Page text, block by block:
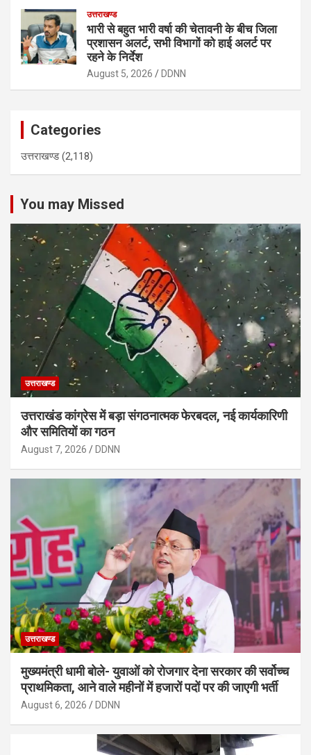
उत्तराखण्ड
भारी से बहुत भारी वर्षा की चेतावनी के बीच जिला
प्रशासन अलर्ट, सभी विभागों को हाई अलर्ट पर
रहने के निर्देश
August 5, 2026 DDNN
Categories
उत्तराखण्ड(2,118)
You may Missed
उत्तराखण्ड
उत्तराखंड कांग्रेस में बड़ा संगठनात्मक फेरबदल, नई कार्यकारिणी
और समितियों का गठन
August 7, 2026 DDNN
उत्तराखण्ड
मुख्यमंत्री धामी बोले- युवाओं को रोजगार देना सरकार की सर्वोच्च
प्राथमिकता, आने वाले महीनों में हजारों पदों पर की जाएगी भर्ती
August 6, 2026 DDNN